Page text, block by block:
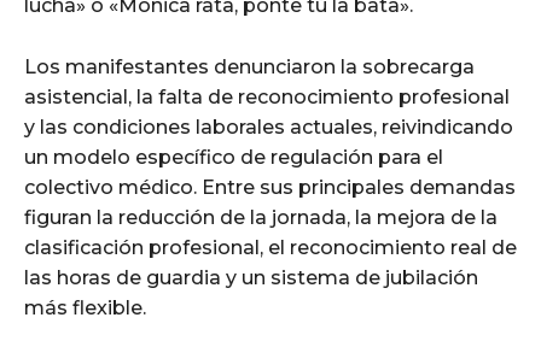
lucha» o «Monica rata, ponte tú la bata».
Los manifestantes denunciaron la sobrecarga
asistencial, la falta de reconocimiento profesional
y las condiciones laborales actuales, reivindicando
un modelo específico de regulación para el
colectivo médico. Entre sus principales demandas
figuran la reducción de la jornada, la mejora de la
clasificación profesional, el reconocimiento real de
las horas de guardia y un sistema de jubilación
más flexible.